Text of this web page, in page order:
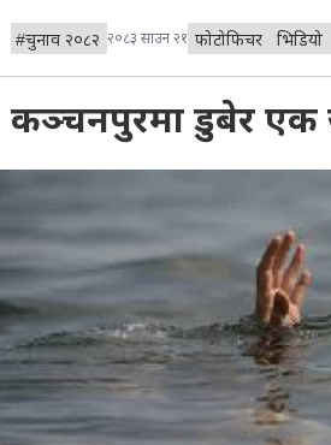
#चुनाव २०८२ २०८३ साउन २१ फोटोफिचर भिडियो
कञ्चनपुरमा डुबेर एक